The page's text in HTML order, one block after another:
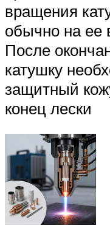
вращения
обычно на ее
После
катушку
защитный
конец лески